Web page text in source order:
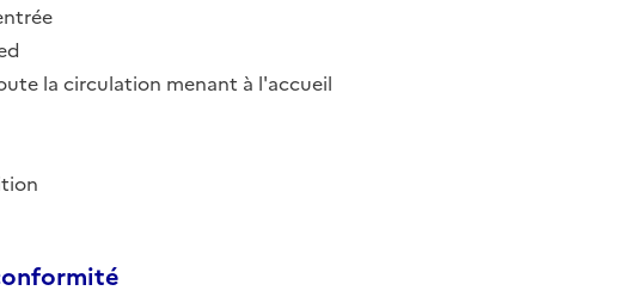
la circulation menant à l'accueil